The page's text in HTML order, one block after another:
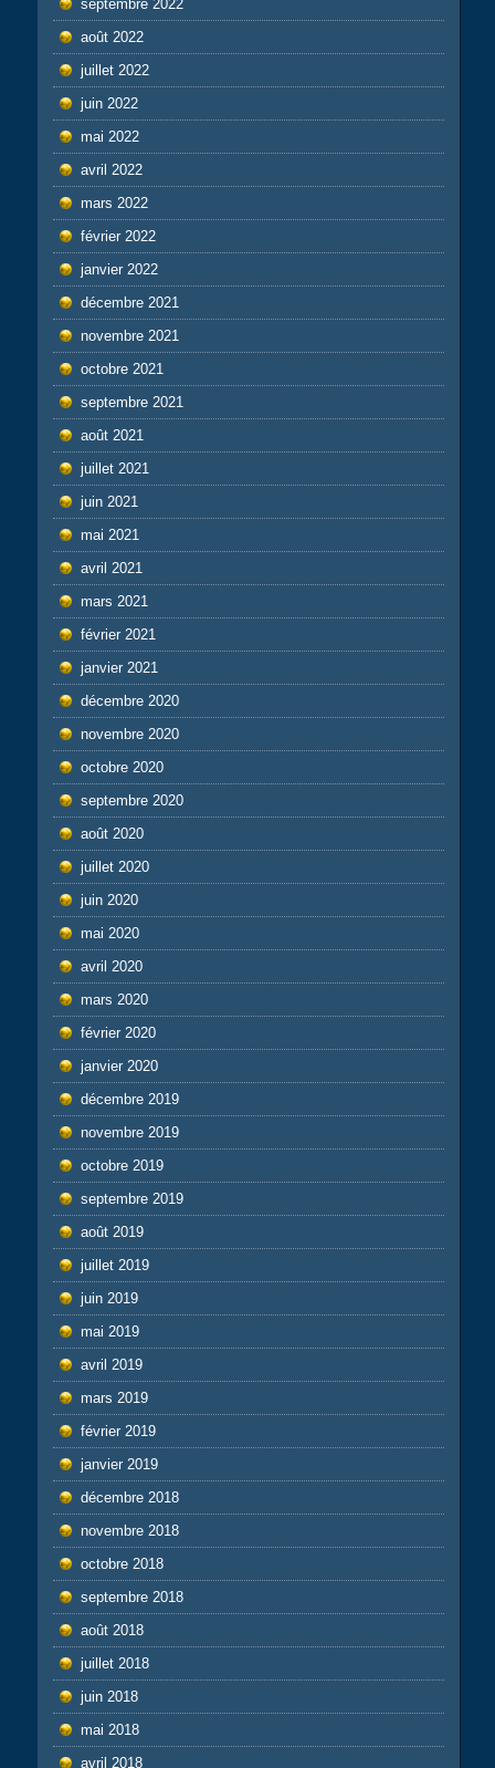
septembre 2022
août 2022
juillet 2022
juin 2022
mai 2022
avril 2022
mars 2022
février 2022
janvier 2022
décembre 2021
novembre 2021
octobre 2021
septembre 2021
août 2021
juillet 2021
juin 2021
mai 2021
avril 2021
mars 2021
février 2021
janvier 2021
décembre 2020
novembre 2020
octobre 2020
septembre 2020
août 2020
juillet 2020
juin 2020
mai 2020
avril 2020
mars 2020
février 2020
janvier 2020
décembre 2019
novembre 2019
octobre 2019
septembre 2019
août 2019
juillet 2019
juin 2019
mai 2019
avril 2019
mars 2019
février 2019
janvier 2019
décembre 2018
novembre 2018
octobre 2018
septembre 2018
août 2018
juillet 2018
juin 2018
mai 2018
avril 2018